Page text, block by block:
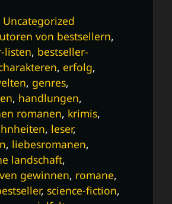
Uncategorized
von bestsellern,
listen, bestseller-
, erfolg,
, genres,
, handlungen,
romanen, krimis,
, leser,
, liebesromanen,
landschaft,
gewinnen, romane,
, science-fiction,